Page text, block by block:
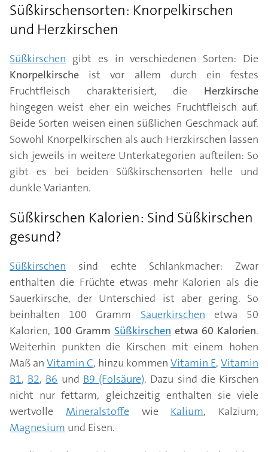
Süßkirschensorten: Knorpelkirschen
und Herzkirschen
Süßkirschen gibt es in verschiedenen Sorten: Die
Knorpelkirsche ist vor allem durch ein festes
Fruchtfleisch charakterisiert, die Herzkirsche
hingegen weist eher ein weiches Fruchtfleisch auf.
Beide Sorten weisen einen süßlichen Geschmack auf.
Sowohl Knorpelkirschen als auch Herzkirschen lassen
sich jeweils in weitere Unterkategorien aufteilen: So
gibt es bei beiden Süßkirschensorten helle und
dunkle Varianten.
Süßkirschen Kalorien: Sind Süßkirschen
gesund?
Süßkirschen sind echte Schlankmacher: Zwar
enthalten die Früchte etwas mehr Kalorien als die
Sauerkirsche, der Unterschied ist aber gering. So
beinhalten 100 Gramm Sauerkirschen etwa 50
Kalorien, 100 Gramm Süßkirschen etwa 60 Kalorien.
Weiterhin punkten die Kirschen mit einem hohen
Maß an Vitamin C, hinzu kommen Vitamin E, Vitamin
B1, B2, B6 und B9 (Folsäure). Dazu sind die Kirschen
nicht nur fettarm, gleichzeitig enthalten sie viele
wertvolle Mineralstoffewie Kalium, Kalzium,
Magnesium und Eisen.